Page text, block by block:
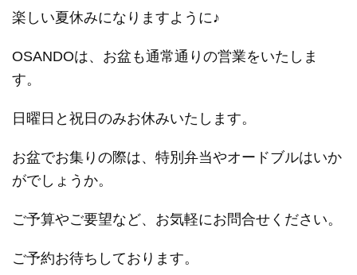
楽しい夏休みになりますように♪
OSANDOは、お盆も通常通りの営業をいたしま
す。
日曜日と祝日のみお休みいたします。
お盆でお集りの際は、特別弁当やオードブルはいか
がでしょうか。
ご予算やご要望など、お気軽にお問合せください。
ご予約お待ちしております。